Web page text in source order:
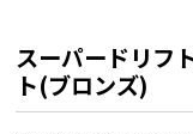
スーパードリフ
ト(ブロンズ)